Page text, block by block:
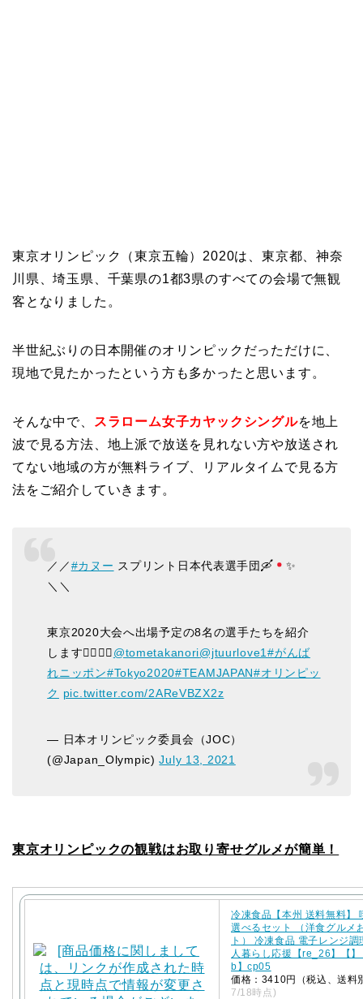
東京オリンピック（東京五輪）2020は、東京都、神奈
川県、埼玉県、千葉県の1都3県のすべての会場で無観
客となりました。
半世紀ぶりの日本開催のオリンピックだっただけに、
現地で見たかったという方も多かったと思います。
そんな中で、 スラローム女子カヤックシングルを地上
波で見る方法、地上派で放送を見れない方や放送され
てない地域の方が無料ライブ、リアルタイムで見る方
法をご紹介していきます。
／／#カヌー スプリント日本代表選手団🛶
✨
＼＼
東京2020大会へ出場予定の8名の選手たちを紹介
します💁‍♂️💁‍♀️@tometakanori@jtuurlove1#がんば
れニッポン#Tokyo2020#TEAMJAPAN#オリンピッ
ク pic.twitter.com/2AReVBZX2z
— 日本オリンピック委員会（JOC）
(@Japan_Olympic)July 13, 2021
東京オリンピックの観戦はお取り寄せグルメが簡単！
冷凍食品【本州 送料無料】
選べるセット （洋食グルメ
ト） 冷凍食品 電子レンジ調
人暮らし応援【re_26】【
b】cp05
価格：3410円（税込、送料
7/18時点)